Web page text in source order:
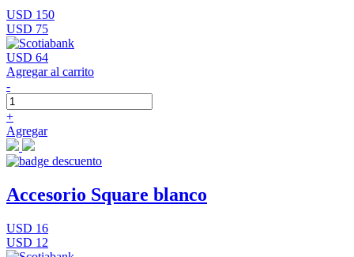
USD 150
USD 75
USD 64
Agregar al carrito
-
+
Agregar
Accesorio Square blanco
USD 16
USD 12